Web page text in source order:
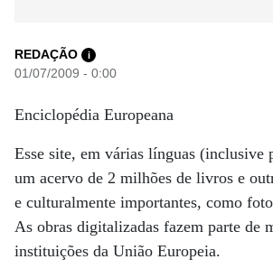
REDAÇÃO i
01/07/2009 - 0:00
Enciclopédia Europeana
Esse site, em várias línguas (inclusive
um acervo de 2 milhões de livros e
e culturalmente importantes, como
As obras digitalizadas fazem parte de
instituições da União Europeia.